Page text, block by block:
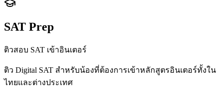
SAT Prep
ติวสอบ SAT เข้าอินเตอร์
ติว Digital SAT สำหรับน้องที่ต้องการเข้าหลักสูตรอินเตอร์ทั้งใน
ไทยและต่างประเทศ